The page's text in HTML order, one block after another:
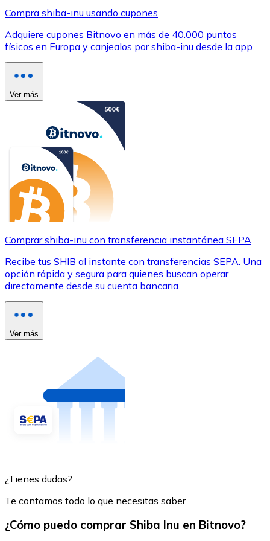
Compra shiba-inu usando cupones
Adquiere cupones Bitnovo en más de 40.000 puntos
físicos en Europa y canjealos por shiba-inu desde la app.
Ver más
Comprar shiba-inu con transferencia instantánea SEPA
Recibe tus SHIB al instante con transferencias SEPA. Una
opción rápida y segura para quienes buscan operar
directamente desde su cuenta bancaria.
Ver más
¿Tienes dudas?
Te contamos todo lo que necesitas saber
¿Cómo puedo comprar Shiba Inu en Bitnovo?